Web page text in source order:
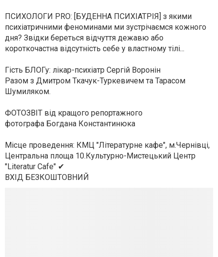
ПСИХОЛОГИ PRO: [БУДЕННА ПСИХІАТРІЯ] з якими
психіатричними феноминами ми зустрічаємся кожного
дня? Звідки береться відчуття дежавю або
короткочастна відсутність себе у властному тілі...
Гість БЛОГу: лікар-психіатр Сергій Воронін
Разом з Дмитром Ткачук-Туркевичем та Тарасом
Шумиляком.
ФОТОЗВІТ від кращого репортажного
фотографа Богдана Константинюка
Місце проведення: КМЦ "Літературне кафе", м.Чернівці,
Центральна площа 10.Культурно-Мистецький Центр
"Literatur Cafe" ✔
ВХІД БЕЗКОШТОВНИЙ